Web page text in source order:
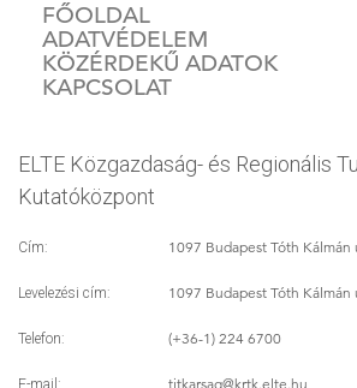
FŐOLDAL
ADATVÉDELEM
KÖZÉRDEKŰ ADATOK
KAPCSOLAT
ELTE Közgazdaság- és Regionális
Kutatóközpont
Cím: 1097 Budapest Tóth Kálmán
Levelezési cím: 1097 Budapest Tóth Kálmán
Telefon: (+36-1) 224 6700
titkarsag@krtk.elte.hu